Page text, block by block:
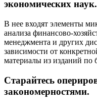
экономических наук.
В нее входят элементы
анализа финансово-
менеджмента и других
зависимости от
материалы из изданий по
Старайтесь
закономерностями.